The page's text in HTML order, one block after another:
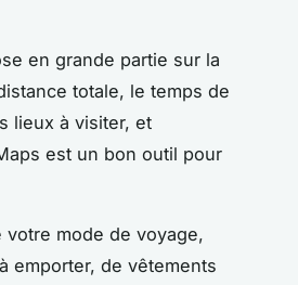
en grande partie sur la
totale, le temps de
lieux à visiter, et
est un bon outil pour
mode de voyage,
emporter, de vêtements